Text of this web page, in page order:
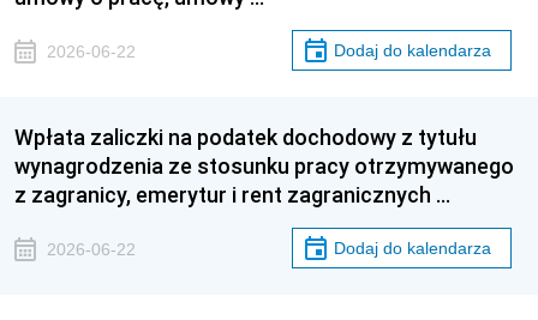
2026-06-22 Dodaj do kalendarza
Wpłata zaliczki na podatek dochodowy z tytułu
wynagrodzenia ze stosunku pracy otrzymywanego
z zagranicy, emerytur i rent zagranicznych …
2026-06-22 Dodaj do kalendarza